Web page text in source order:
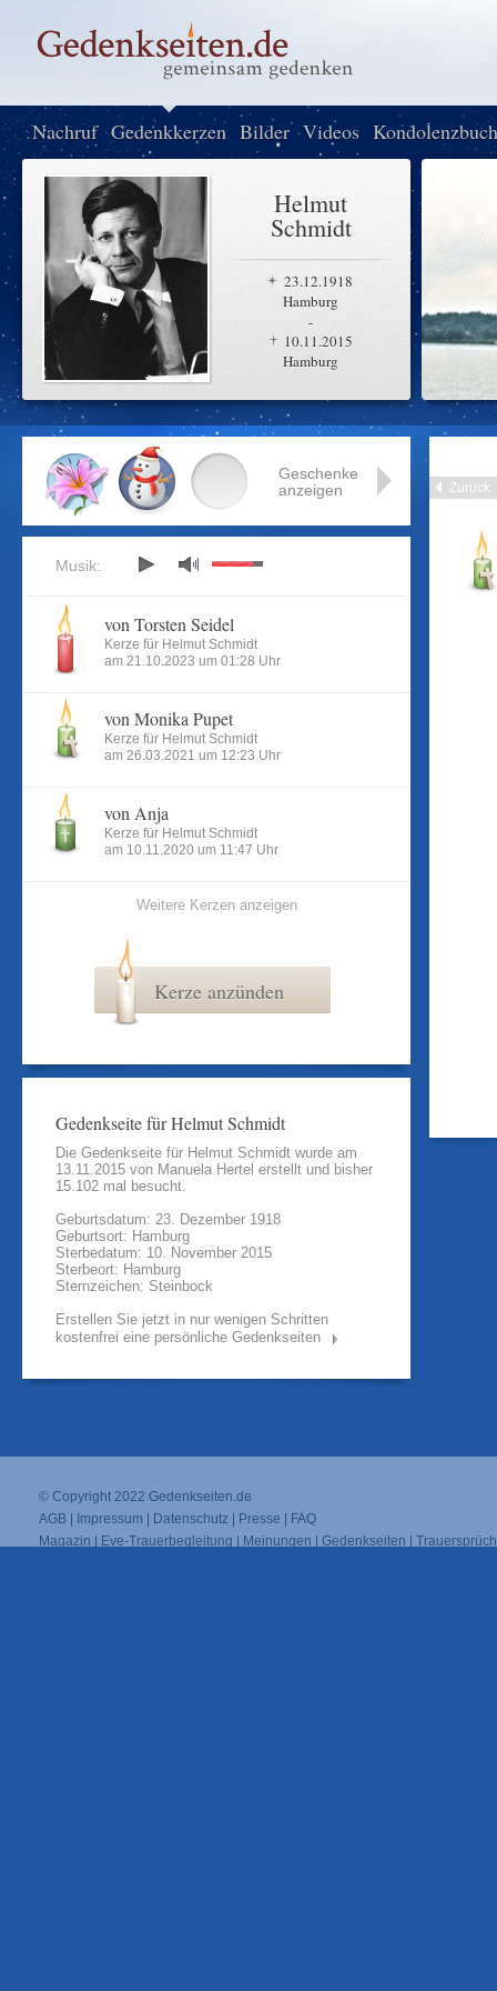
Nachruf Gedenkkerzen Bilder Videos Kondolenzbuch
Helmut
Schmidt
23.12.1918
Hamburg
-
10.11.2015
Hamburg
Zurück
Geschenke
anzeigen
Musik:
von Torsten Seidel
Kerze für Helmut Schmidt
am 21.10.2023 um 01:28 Uhr
von Monika Pupet
Kerze für Helmut Schmidt
am 26.03.2021 um 12:23 Uhr
von Anja
Kerze für Helmut Schmidt
am 10.11.2020 um 11:47 Uhr
Weitere Kerzen anzeigen
Kerze anzünden
Gedenkseite für Helmut Schmidt
Die Gedenkseite für Helmut Schmidt wurde am
13.11.2015 von Manuela Hertel erstellt und bisher
15.102 mal besucht.
Geburtsdatum: 23. Dezember 1918
Geburtsort: Hamburg
Sterbedatum: 10. November 2015
Sterbeort: Hamburg
Sternzeichen: Steinbock
Erstellen Sie jetzt in nur wenigen Schritten
kostenfrei eine persönliche Gedenkseiten
© Copyright 2022 Gedenkseiten.de
AGB
Impressum Datenschutz Presse
FAQ
Magazin
Eve-Trauerbegleitung Meinungen Gedenkseiten